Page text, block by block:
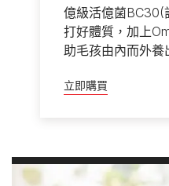
億級活億菌BC30(
打好體質，加上
助毛孩由內而外養
立即購買